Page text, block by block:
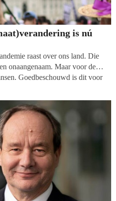
is nú
raast over ons land. Die
onaangenaam. Maar voor de
Goedbeschouwd is dit voor